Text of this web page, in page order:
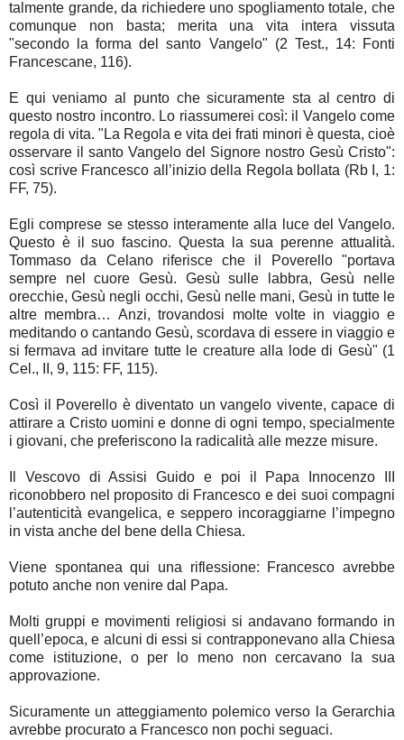
talmente grande, da richiedere uno spogliamento totale, che
comunque non basta; merita una vita intera vissuta
"secondo la forma del santo Vangelo" (2 Test., 14: Fonti
Francescane, 116).
E qui veniamo al punto che sicuramente sta al centro di
questo nostro incontro. Lo riassumerei così: il Vangelo come
regola di vita. "La Regola e vita dei frati minori è questa, cioè
osservare il santo Vangelo del Signore nostro Gesù Cristo":
così scrive Francesco all’inizio della Regola bollata (Rb I, 1:
FF, 75).
Egli comprese se stesso interamente alla luce del Vangelo.
Questo è il suo fascino. Questa la sua perenne attualità.
Tommaso da Celano riferisce che il Poverello "portava
sempre nel cuore Gesù. Gesù sulle labbra, Gesù nelle
orecchie, Gesù negli occhi, Gesù nelle mani, Gesù in tutte le
altre membra… Anzi, trovandosi molte volte in viaggio e
meditando o cantando Gesù, scordava di essere in viaggio e
si fermava ad invitare tutte le creature alla lode di Gesù" (1
Cel., II, 9, 115: FF, 115).
Così il Poverello è diventato un vangelo vivente, capace di
attirare a Cristo uomini e donne di ogni tempo, specialmente
i giovani, che preferiscono la radicalità alle mezze misure.
Il Vescovo di Assisi Guido e poi il Papa Innocenzo III
riconobbero nel proposito di Francesco e dei suoi compagni
l’autenticità evangelica, e seppero incoraggiarne l’impegno
in vista anche del bene della Chiesa.
Viene spontanea qui una riflessione: Francesco avrebbe
potuto anche non venire dal Papa.
Molti gruppi e movimenti religiosi si andavano formando in
quell’epoca, e alcuni di essi si contrapponevano alla Chiesa
come istituzione, o per lo meno non cercavano la sua
approvazione.
Sicuramente un atteggiamento polemico verso la Gerarchia
avrebbe procurato a Francesco non pochi seguaci.